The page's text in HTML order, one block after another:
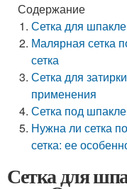
Содержание
Сетка для
Малярная сетка
сетка
Сетка для
применения
Сетка под
Нужна ли сетка
сетка: ее
Сетка для